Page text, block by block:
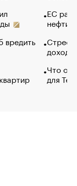
вредить
ЕС
нефти
Что
для